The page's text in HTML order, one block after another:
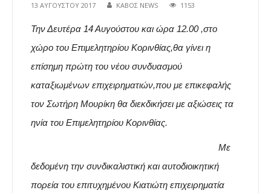
13 ΑΥΓΟΎΣΤΟΥ 2017 ΚΑΒΟΣ NEWS 1153
Την Δευτέρα 14 Αυγούστου και ώρα 12.00 ,στο
χώρο του Επιμελητηρίου Κορινθίας,θα γίνει η
επίσημη πρώτη του νέου συνδυασμού
καταξιωμένων επιχειρηματιών,που με επικεφαλής
τον Σωτήρη Μουρίκη θα διεκδικήσει με αξιώσεις τα
ηνία του Επιμελητηρίου Κορινθίας.
Με
δεδομένη την συνδικαλιστική και αυτοδιοικητική
πορεία του επιτυχημένου Κιατιώτη επιχειρηματία